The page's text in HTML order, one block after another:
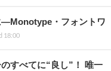
―Monotype・フォントワ
18:00
すべてに“良し”！ 唯一